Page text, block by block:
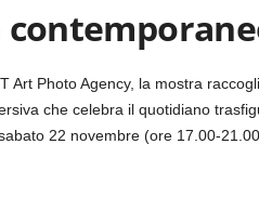
Art Photo Agency, la mostra
che celebra il quotidiano
22 novembre (ore 17.00-